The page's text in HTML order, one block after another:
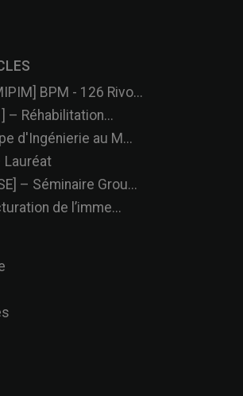
BPM - 126 Rivo...
– Réhabilitation...
d'Ingénierie au M...
Lauréat
– Séminaire Grou...
de l’imme...